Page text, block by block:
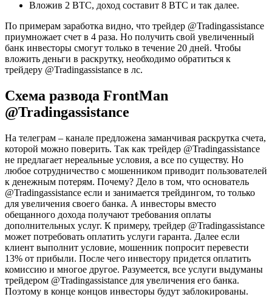
Вложив 2 BTC, доход составит 8 BTC и так далее.
По примерам заработка видно, что трейдер @Tradingassistance
приумножает счет в 4 раза. Но получить свой увеличенный
банк инвесторы смогут только в течение 20 дней. Чтобы
вложить деньги в раскрутку, необходимо обратиться к
трейдеру @Tradingassistance в лс.
Схема развода FrontMan
@Tradingassistance
На телеграм – канале предложена заманчивая раскрутка счета,
которой можно поверить. Так как трейдер @Tradingassistance
не предлагает нереальные условия, а все по существу. Но
любое сотрудничество с мошенником приводит пользователей
к денежным потерям. Почему? Дело в том, что основатель
@Tradingassistance если и занимается трейдингом, то только
для увеличения своего банка. А инвесторы вместо
обещанного дохода получают требования оплаты
дополнительных услуг. К примеру, трейдер @Tradingassistance
может потребовать оплатить услуги гаранта. Далее если
клиент выполнит условие, мошенник попросит перевести
13% от прибыли. После чего инвестору придется оплатить
комиссию и многое другое. Разумеется, все услуги выдуманы
трейдером @Tradingassistance для увеличения его банка.
Поэтому в конце концов инвесторы будут заблокированы.